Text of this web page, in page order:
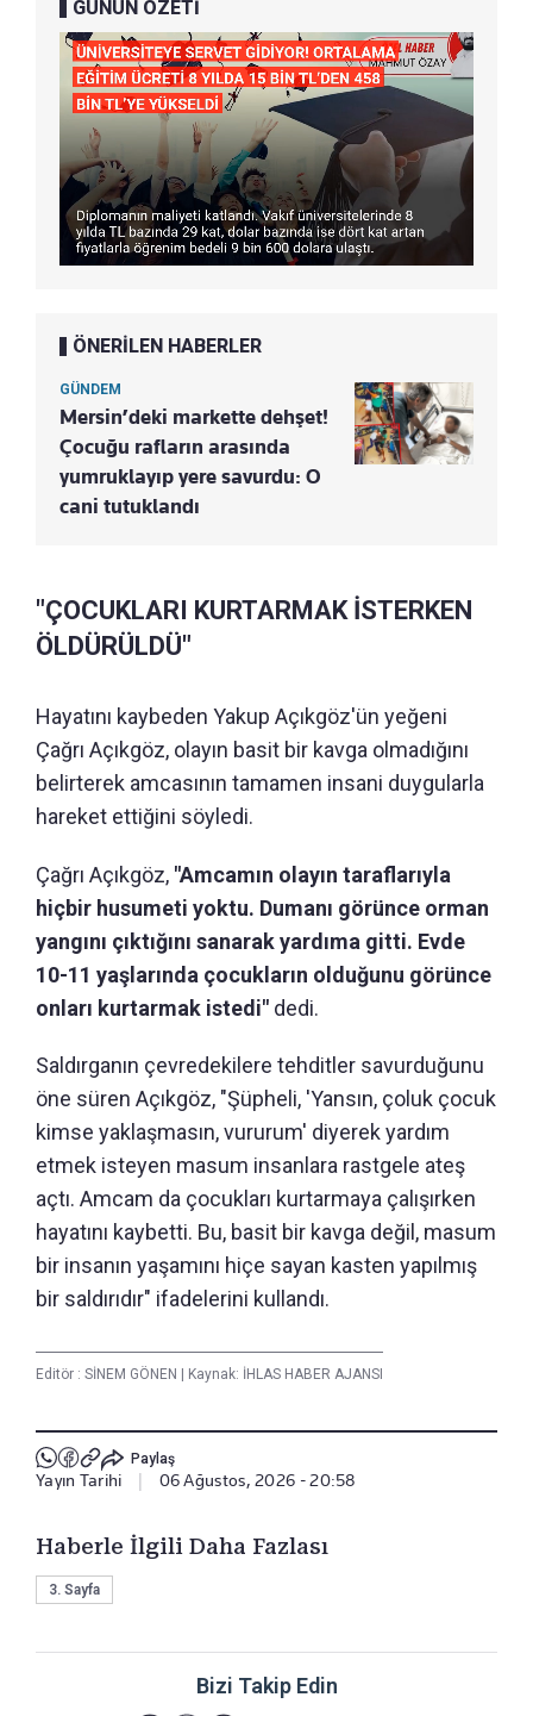
GÜNÜN ÖZETİ
ÖNERİLEN HABERLER
GÜNDEM
Mersin’deki markette dehşet!
Çocuğu rafların arasında
yumruklayıp yere savurdu: O
cani tutuklandı
"ÇOCUKLARI KURTARMAK İSTERKEN
ÖLDÜRÜLDÜ"
Hayatını kaybeden Yakup Açıkgöz'ün yeğeni
Çağrı Açıkgöz, olayın basit bir kavga olmadığını
belirterek amcasının tamamen insani duygularla
hareket ettiğini söyledi.
Çağrı Açıkgöz, "Amcamın olayın taraflarıyla
hiçbir husumeti yoktu. Dumanı görünce orman
yangını çıktığını sanarak yardıma gitti. Evde
10-11 yaşlarında çocukların olduğunu görünce
onları kurtarmak istedi" dedi.
Saldırganın çevredekilere tehditler savurduğunu
öne süren Açıkgöz, "Şüpheli, 'Yansın, çoluk çocuk
kimse yaklaşmasın, vururum' diyerek yardım
etmek isteyen masum insanlara rastgele ateş
açtı. Amcam da çocukları kurtarmaya çalışırken
hayatını kaybetti. Bu, basit bir kavga değil, masum
bir insanın yaşamını hiçe sayan kasten yapılmış
bir saldırıdır" ifadelerini kullandı.
Editör : SİNEM GÖNEN | Kaynak: İHLAS HABER AJANSI
Paylaş
Yayın Tarihi 06 Ağustos, 2026 - 20:58
Haberle İlgili Daha Fazlası
3. Sayfa
Bizi Takip Edin